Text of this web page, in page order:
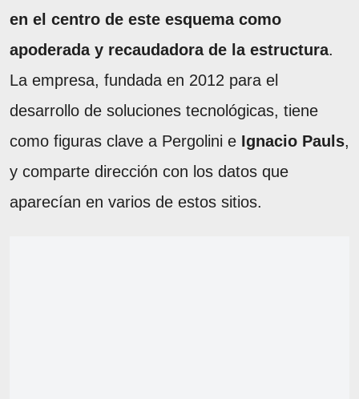
en el centro de este esquema como
apoderada y recaudadora de la estructura.
La empresa, fundada en 2012 para el
desarrollo de soluciones tecnológicas, tiene
como figuras clave a Pergolini e Ignacio Pauls,
y comparte dirección con los datos que
aparecían en varios de estos sitios.